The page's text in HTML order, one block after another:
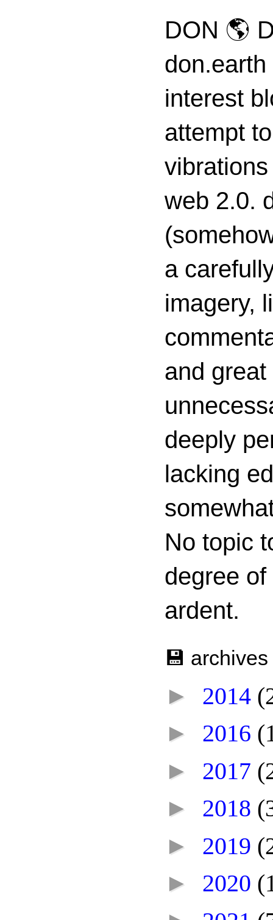
DON 🌎
interest
attempt
web 2.0.
a
imagery,
and
deeply
lacking
No topic
degree
ardent.
💾 archives
► 2014
► 2016
► 2017
► 2018
► 2019
► 2020